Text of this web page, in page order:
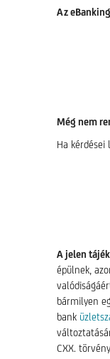
Az
Még nem
Ha
A jelen
épülnek,
bármilyen
bank
CXX.